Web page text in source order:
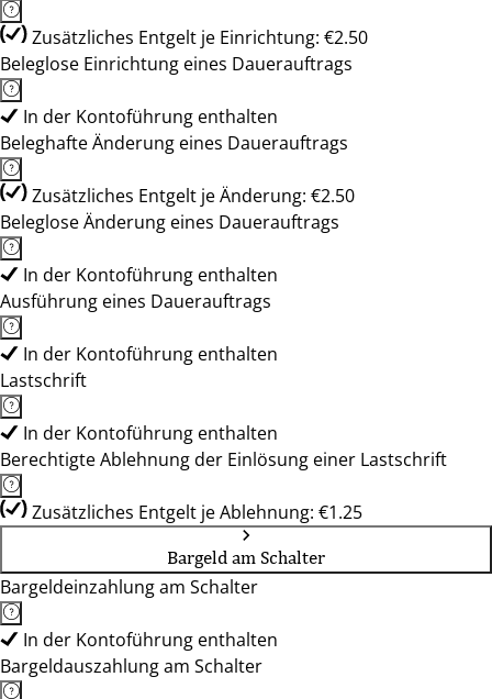
Zusätzliches Entgelt je Einrichtung: €2.50
Beleglose Einrichtung eines Dauerauftrags
In der Kontoführung enthalten
Beleghafte Änderung eines Dauerauftrags
Zusätzliches Entgelt je Änderung: €2.50
Beleglose Änderung eines Dauerauftrags
In der Kontoführung enthalten
Ausführung eines Dauerauftrags
In der Kontoführung enthalten
Lastschrift
In der Kontoführung enthalten
Berechtigte Ablehnung der Einlösung einer Lastschrift
Zusätzliches Entgelt je Ablehnung: €1.25
Bargeld am Schalter
Bargeldeinzahlung am Schalter
In der Kontoführung enthalten
Bargeldauszahlung am Schalter